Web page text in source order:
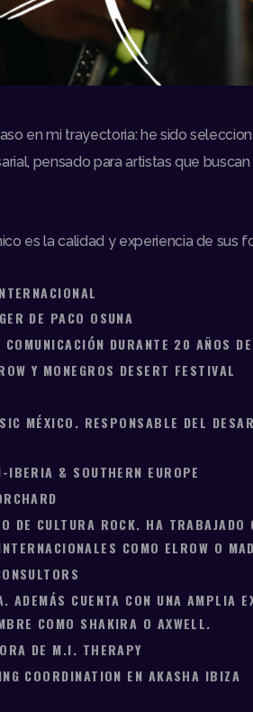
en mi trayectoria: he sido
pensado para artistas que
es la calidad y experiencia de sus
DE PACO OSUNA
DURANTE 20 AÑOS
Y MONEGROS DESERT FESTIVAL
MÉXICO. RESPONSABLE DEL
& SOUTHERN EUROPE
DE CULTURA ROCK. HA TRABAJADO
COMO ELROW O
CUENTA CON UNA AMPLIA
COMO SHAKIRA O AXWELL.
DE M.I. THERAPY
COORDINATION EN AKASHA IBIZA